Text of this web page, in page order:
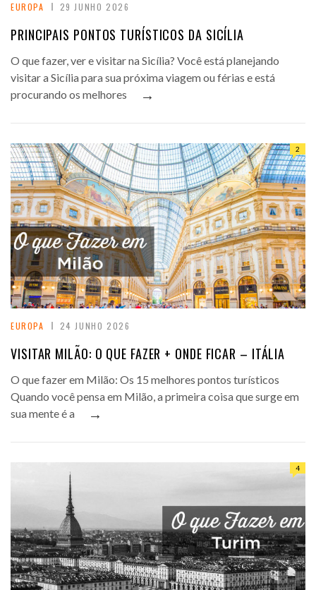
EUROPA 29 JUNHO 2026
PRINCIPAIS PONTOS TURÍSTICOS DA SICÍLIA
O que fazer, ver e visitar na Sicília? Você está planejando
visitar a Sicília para sua próxima viagem ou férias e está
procurando os melhores
→
2
EUROPA 24 JUNHO 2026
VISITAR MILÃO: O QUE FAZER + ONDE FICAR – ITÁLIA
O que fazer em Milão: Os 15 melhores pontos turísticos
Quando você pensa em Milão, a primeira coisa que surge em
sua mente é a
→
4